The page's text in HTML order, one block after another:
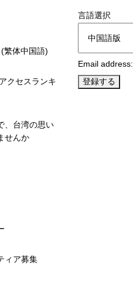
(繁体中国語)
クセスランキ
、台湾の思い
せんか
ィア募集
言語選択
Email address: